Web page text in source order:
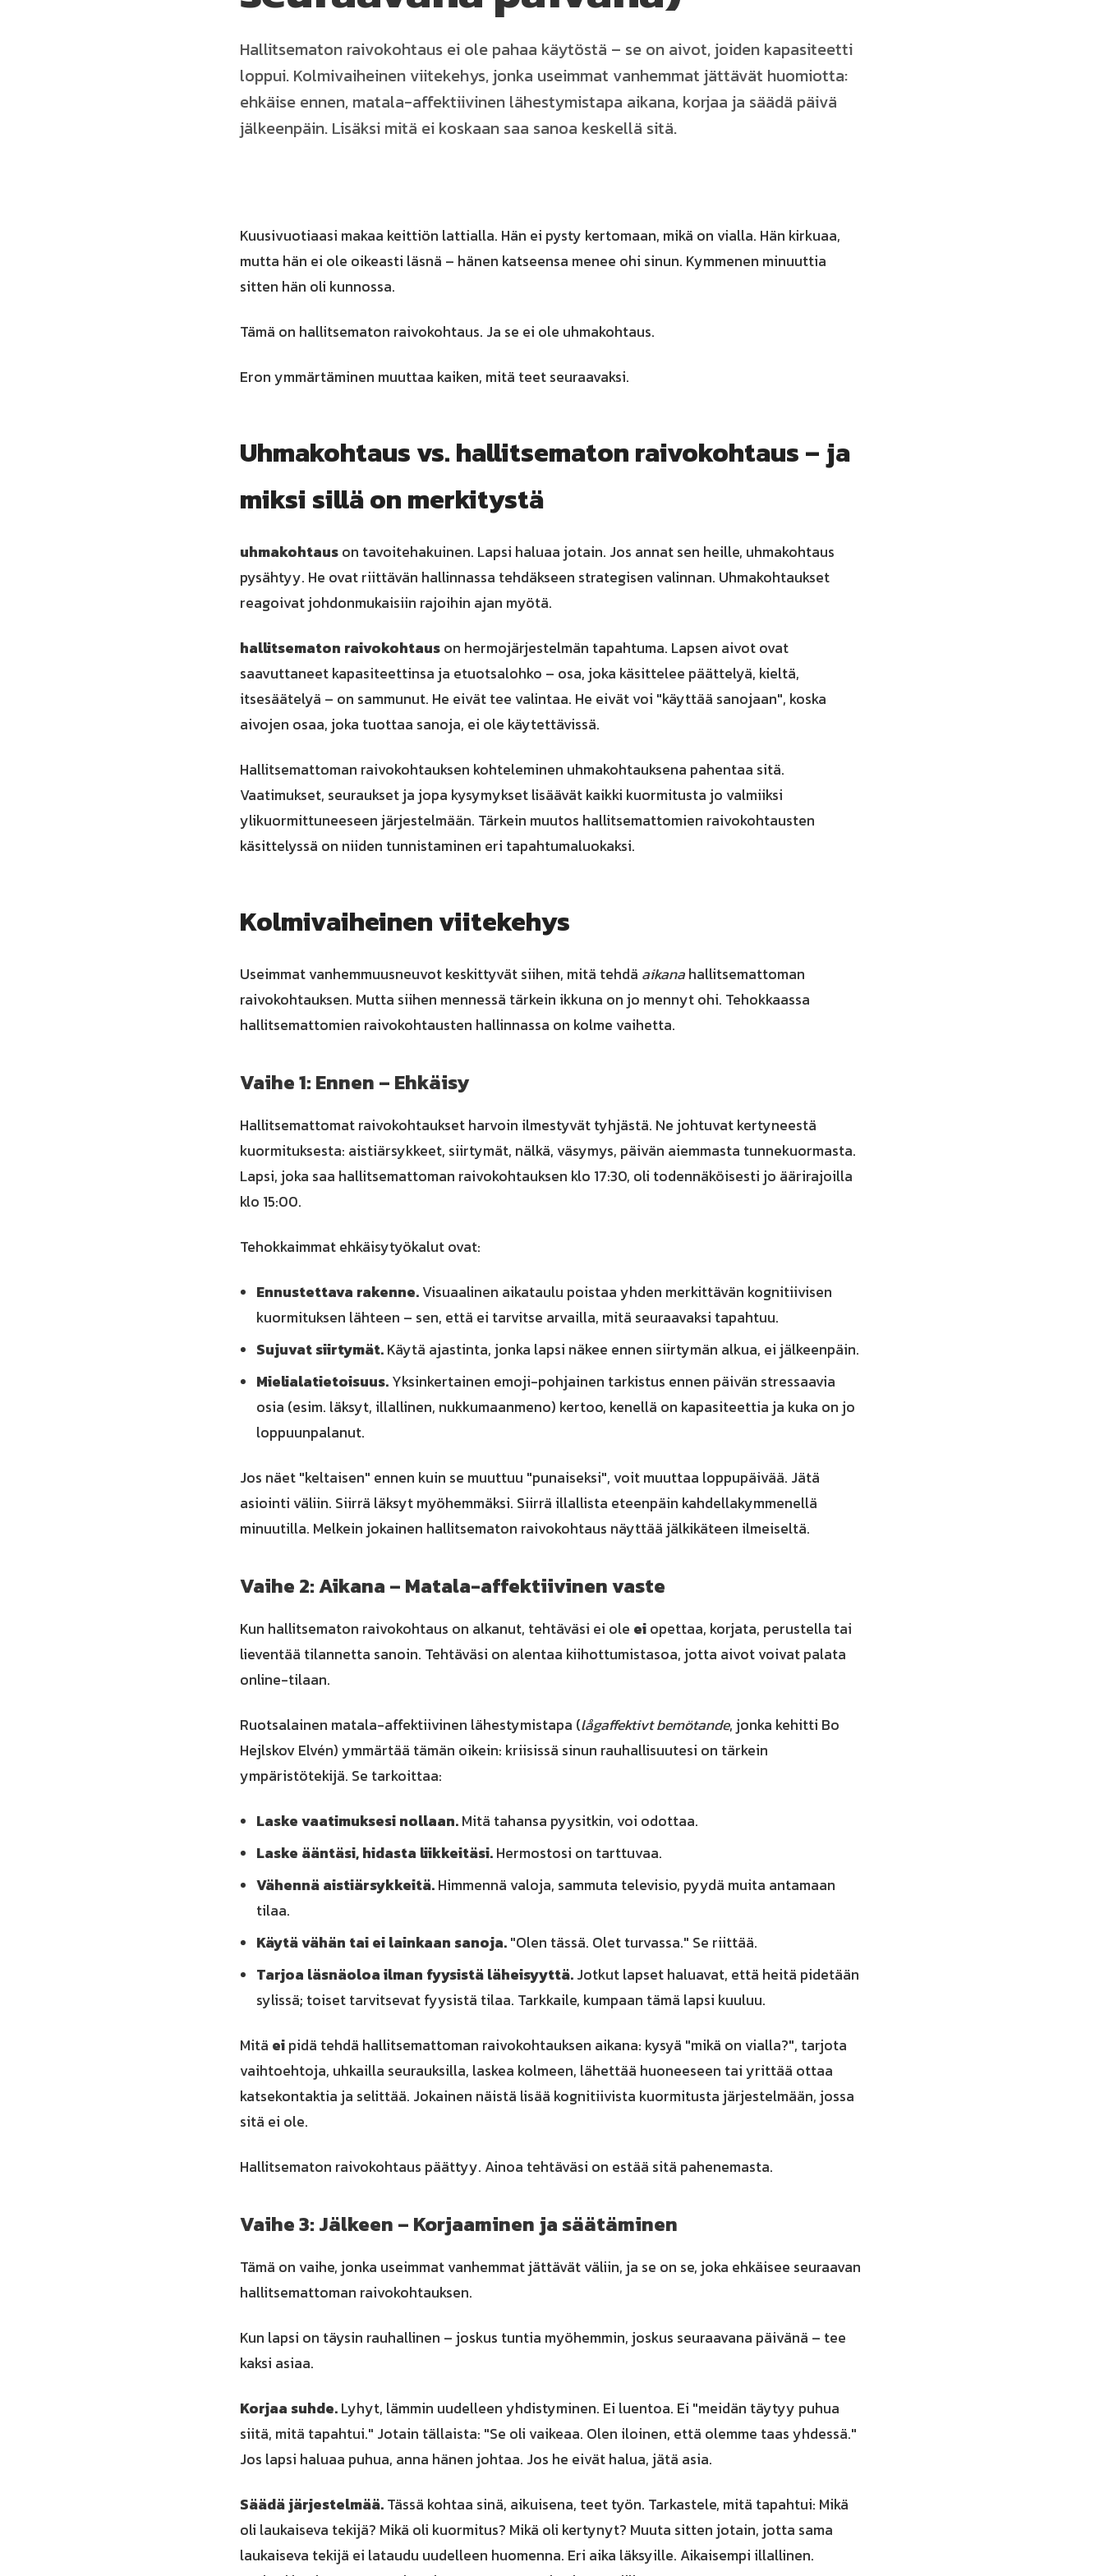
Hallitsematon raivokohtaus ei ole pahaa käytöstä – se on aivot, joiden kapasiteetti
loppui. Kolmivaiheinen viitekehys, jonka useimmat vanhemmat jättävät huomiotta:
ehkäise ennen, matala-affektiivinen lähestymistapa aikana, korjaa ja säädä päivä
jälkeenpäin. Lisäksi mitä ei koskaan saa sanoa keskellä sitä.
Kuusivuotiaasi makaa keittiön lattialla. Hän ei pysty kertomaan, mikä on vialla. Hän kirkuaa,
mutta hän ei ole oikeasti läsnä – hänen katseensa menee ohi sinun. Kymmenen minuuttia
sitten hän oli kunnossa.
Tämä on hallitsematon raivokohtaus. Ja se ei ole uhmakohtaus.
Eron ymmärtäminen muuttaa kaiken, mitä teet seuraavaksi.
Uhmakohtaus vs. hallitsematon raivokohtaus – ja
miksi sillä on merkitystä
uhmakohtauson tavoitehakuinen. Lapsi haluaa jotain. Jos annat sen heille, uhmakohtaus
pysähtyy. He ovat riittävän hallinnassa tehdäkseen strategisen valinnan. Uhmakohtaukset
reagoivat johdonmukaisiin rajoihin ajan myötä.
hallitsematon raivokohtauson hermojärjestelmän tapahtuma. Lapsen aivot ovat
saavuttaneet kapasiteettinsa ja etuotsalohko – osa, joka käsittelee päättelyä, kieltä,
itsesäätelyä – on sammunut. He eivät tee valintaa. He eivät voi "käyttää sanojaan", koska
aivojen osaa, joka tuottaa sanoja, ei ole käytettävissä.
Hallitsemattoman raivokohtauksen kohteleminen uhmakohtauksena pahentaa sitä.
Vaatimukset, seuraukset ja jopa kysymykset lisäävät kaikki kuormitusta jo valmiiksi
ylikuormittuneeseen järjestelmään. Tärkein muutos hallitsemattomien raivokohtausten
käsittelyssä on niiden tunnistaminen eri tapahtumaluokaksi.
Kolmivaiheinen viitekehys
Useimmat vanhemmuusneuvot keskittyvät siihen, mitä tehdä aikanahallitsemattoman
raivokohtauksen. Mutta siihen mennessä tärkein ikkuna on jo mennyt ohi. Tehokkaassa
hallitsemattomien raivokohtausten hallinnassa on kolme vaihetta.
Vaihe 1: Ennen – Ehkäisy
Hallitsemattomat raivokohtaukset harvoin ilmestyvät tyhjästä. Ne johtuvat kertyneestä
kuormituksesta: aistiärsykkeet, siirtymät, nälkä, väsymys, päivän aiemmasta tunnekuormasta.
Lapsi, joka saa hallitsemattoman raivokohtauksen klo 17:30, oli todennäköisesti jo äärirajoilla
klo 15:00.
Tehokkaimmat ehkäisytyökalut ovat:
Ennustettava rakenne.Visuaalinen aikataulu poistaa yhden merkittävän kognitiivisen
kuormituksen lähteen – sen, että ei tarvitse arvailla, mitä seuraavaksi tapahtuu.
Sujuvat siirtymät.Käytä ajastinta, jonka lapsi näkee ennen siirtymän alkua, ei jälkeenpäin.
Mielialatietoisuus.Yksinkertainen emoji-pohjainen tarkistus ennen päivän stressaavia
osia (esim. läksyt, illallinen, nukkumaanmeno) kertoo, kenellä on kapasiteettia ja kuka on jo
loppuunpalanut.
Jos näet "keltaisen" ennen kuin se muuttuu "punaiseksi", voit muuttaa loppupäivää. Jätä
asiointi väliin. Siirrä läksyt myöhemmäksi. Siirrä illallista eteenpäin kahdellakymmenellä
minuutilla. Melkein jokainen hallitsematon raivokohtaus näyttää jälkikäteen ilmeiseltä.
Vaihe 2: Aikana – Matala-affektiivinen vaste
Kun hallitsematon raivokohtaus on alkanut, tehtäväsi ei ole eiopettaa, korjata, perustella tai
lieventää tilannetta sanoin. Tehtäväsi on alentaa kiihottumistasoa, jotta aivot voivat palata
online-tilaan.
Ruotsalainen matala-affektiivinen lähestymistapa (lågaffektivt bemötande, jonka kehitti Bo
Hejlskov Elvén) ymmärtää tämän oikein: kriisissä sinun rauhallisuutesi on tärkein
ympäristötekijä. Se tarkoittaa:
Laske vaatimuksesi nollaan.Mitä tahansa pyysitkin, voi odottaa.
Laske ääntäsi, hidasta liikkeitäsi.Hermostosi on tarttuvaa.
Vähennä aistiärsykkeitä.Himmennä valoja, sammuta televisio, pyydä muita antamaan
tilaa.
Käytä vähän tai ei lainkaan sanoja."Olen tässä. Olet turvassa." Se riittää.
Tarjoa läsnäoloa ilman fyysistä läheisyyttä.Jotkut lapset haluavat, että heitä pidetään
sylissä; toiset tarvitsevat fyysistä tilaa. Tarkkaile, kumpaan tämä lapsi kuuluu.
Mitä eipidä tehdä hallitsemattoman raivokohtauksen aikana: kysyä "mikä on vialla?", tarjota
vaihtoehtoja, uhkailla seurauksilla, laskea kolmeen, lähettää huoneeseen tai yrittää ottaa
katsekontaktia ja selittää. Jokainen näistä lisää kognitiivista kuormitusta järjestelmään, jossa
sitä ei ole.
Hallitsematon raivokohtaus päättyy. Ainoa tehtäväsi on estää sitä pahenemasta.
Vaihe 3: Jälkeen – Korjaaminen ja säätäminen
Tämä on vaihe, jonka useimmat vanhemmat jättävät väliin, ja se on se, joka ehkäisee seuraavan
hallitsemattoman raivokohtauksen.
Kun lapsi on täysin rauhallinen – joskus tuntia myöhemmin, joskus seuraavana päivänä – tee
kaksi asiaa.
Korjaa suhde.Lyhyt, lämmin uudelleen yhdistyminen. Ei luentoa. Ei "meidän täytyy puhua
siitä, mitä tapahtui." Jotain tällaista: "Se oli vaikeaa. Olen iloinen, että olemme taas yhdessä."
Jos lapsi haluaa puhua, anna hänen johtaa. Jos he eivät halua, jätä asia.
Säädä järjestelmää.Tässä kohtaa sinä, aikuisena, teet työn. Tarkastele, mitä tapahtui: Mikä
oli laukaiseva tekijä? Mikä oli kuormitus? Mikä oli kertynyt? Muuta sitten jotain, jotta sama
laukaiseva tekijä ei lataudu uudelleen huomenna. Eri aika läksyille. Aikaisempi illallinen.